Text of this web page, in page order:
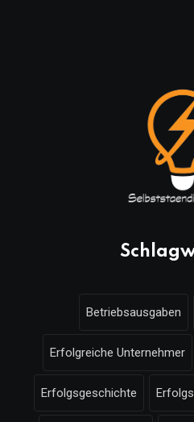
Betriebsausgaben
Erfolgreiche Unternehmer
Erfolgsgeschichte